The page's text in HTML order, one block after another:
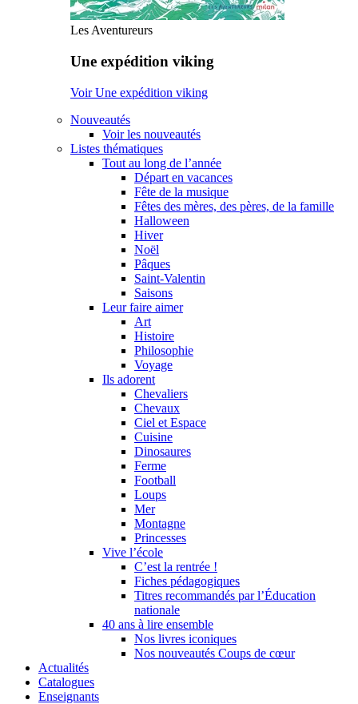
Les Aventureurs
Une expédition viking
Voir Une expédition viking
Nouveautés
Voir les nouveautés
Listes thématiques
Tout au long de l’année
Départ en vacances
Fête de la musique
Fêtes des mères, des pères, de la famille
Halloween
Hiver
Noël
Pâques
Saint-Valentin
Saisons
Leur faire aimer
Art
Histoire
Philosophie
Voyage
Ils adorent
Chevaliers
Chevaux
Ciel et Espace
Cuisine
Dinosaures
Ferme
Football
Loups
Mer
Montagne
Princesses
Vive l’école
C’est la rentrée !
Fiches pédagogiques
Titres recommandés par l’Éducation
nationale
40 ans à lire ensemble
Nos livres iconiques
Nos nouveautés Coups de cœur
Actualités
Catalogues
Enseignants